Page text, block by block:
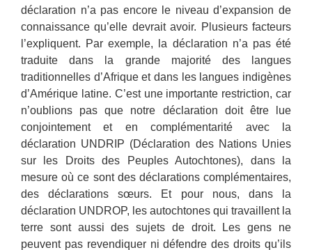
déclaration n’a pas encore le niveau d’expansion de
connaissance qu’elle devrait avoir. Plusieurs facteurs
l’expliquent. Par exemple, la déclaration n’a pas été
traduite dans la grande majorité des langues
traditionnelles d’Afrique et dans les langues indigènes
d’Amérique latine. C’est une importante restriction, car
n’oublions pas que notre déclaration doit être lue
conjointement et en complémentarité avec la
déclaration UNDRIP (Déclaration des Nations Unies
sur les Droits des Peuples Autochtones), dans la
mesure où ce sont des déclarations complémentaires,
des déclarations sœurs. Et pour nous, dans la
déclaration UNDROP, les autochtones qui travaillent la
terre sont aussi des sujets de droit. Les gens ne
peuvent pas revendiquer ni défendre des droits qu’ils